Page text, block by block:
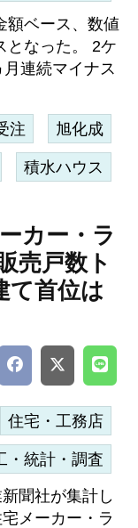
額ベース、数値
となった。 2ケ
連続マイナス
注 旭化成
積水ハウス
カー・ラ
売戸数ト
て首位は
住宅・工務店
・統計・調査
聞社が集計し
メーカー・ラ